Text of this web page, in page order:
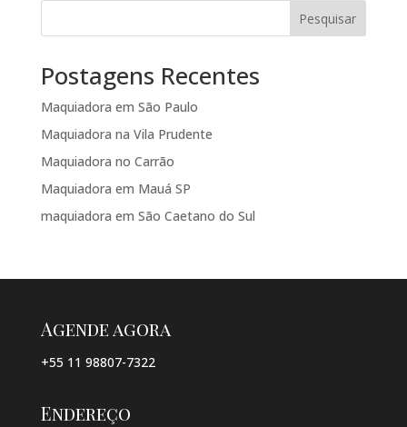
Pesquisar
Postagens Recentes
Maquiadora em São Paulo
Maquiadora na Vila Prudente
Maquiadora no Carrão
Maquiadora em Mauá SP
maquiadora em São Caetano do Sul
Agende agora
+55 11 98807-7322
Endereço